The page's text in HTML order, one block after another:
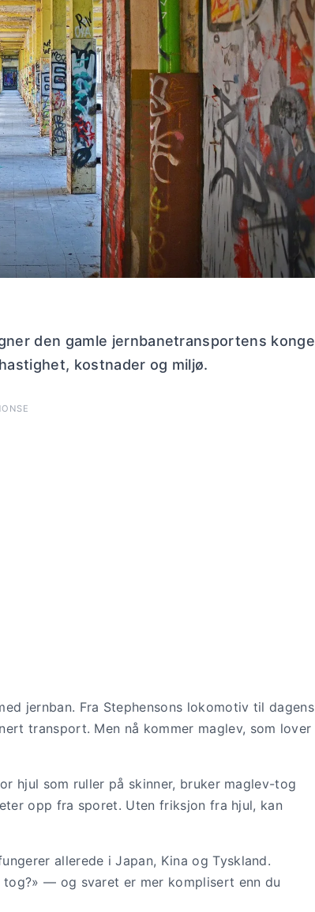
den gamle jernbanetransportens konge
kostnader og miljø.
jernban. Fra Stephensons lokomotiv til dagens
transport. Men nå kommer maglev, som lover
hjul som ruller på skinner, bruker maglev-tog
opp fra sporet. Uten friksjon fra hjul, kan
allerede i Japan, Kina og Tyskland.
— og svaret er mer komplisert enn du